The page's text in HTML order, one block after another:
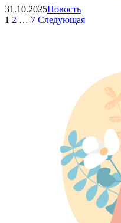
31.10.2025Категории
Новость
Навигация
Страница
1 Страница
2 … Страница
7 СледующаяСтраница